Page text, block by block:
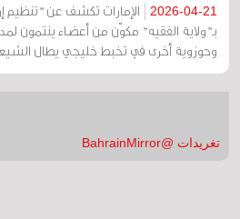
2026-04-21
الإمارات تكشف عن "تنظيم
بـ"ولاية الفقيه" مكوّن من أعضاء ينتمون
وحوزوية أخرى في تخبط خليجي يطال
تغريدات @BahrainMirror